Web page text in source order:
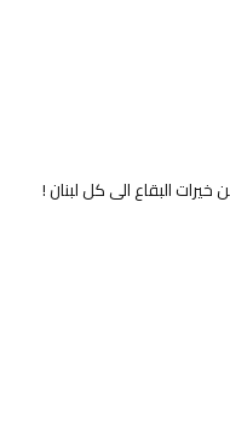
البقاع الى كل لبنان !